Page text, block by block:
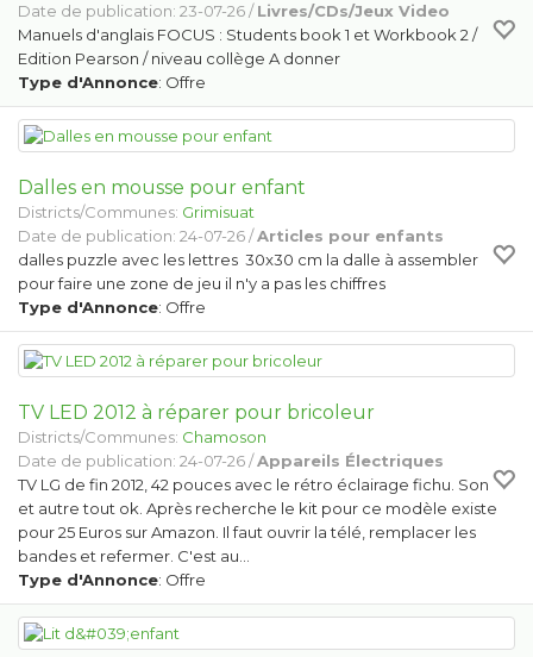
Date de publication: 23-07-26 /Livres/CDs/Jeux Video
Manuels d'anglais FOCUS : Students book 1 et Workbook 2 /
Edition Pearson / niveau collège A donner
Type d'Annonce: Offre
Dalles en mousse pour enfant
Districts/Communes: Grimisuat
Date de publication: 24-07-26 /Articles pour enfants
dalles puzzle avec les lettres 30x30 cm la dalle à assembler
pour faire une zone de jeu il n'y a pas les chiffres
Type d'Annonce: Offre
TV LED 2012 à réparer pour bricoleur
Districts/Communes: Chamoson
Date de publication: 24-07-26 /Appareils Électriques
TV LG de fin 2012, 42 pouces avec le rétro éclairage fichu. Son
et autre tout ok. Après recherche le kit pour ce modèle existe
pour 25 Euros sur Amazon. Il faut ouvrir la télé, remplacer les
bandes et refermer. C'est au…
Type d'Annonce: Offre